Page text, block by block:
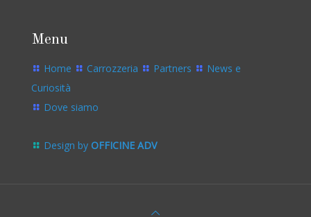
Menu
Home Carrozzeria Partners
News e
Curiosità
Dove siamo
Design by OFFICINE ADV